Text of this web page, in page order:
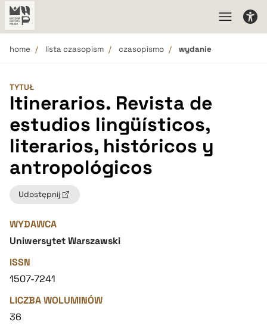
home lista czasopism czasopismo wydanie
TYTUŁ
Itinerarios. Revista de
estudios lingüísticos,
literarios, históricos y
antropológicos
Udostępnij
WYDAWCA
Uniwersytet Warszawski
ISSN
1507-7241
LICZBA WOLUMINÓW
36